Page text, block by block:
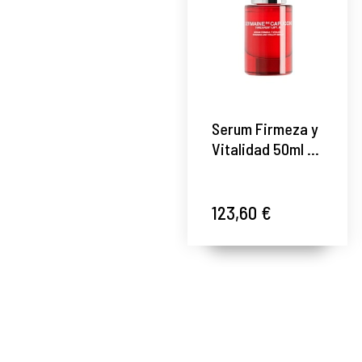
Serum Firmeza y
Vitalidad 50ml -
Germaine de
123,60 €